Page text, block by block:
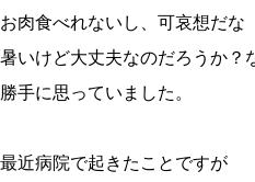
お肉食べれないし、可哀想だな
暑いけど大丈夫なのだろうか？
勝手に思っていました。
最近病院で起きたことですが